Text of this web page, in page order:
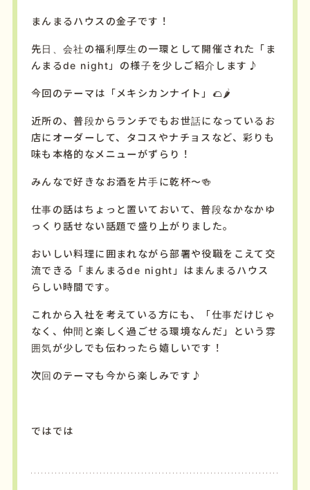
まんまるハウスの金子です！
先日、会社の福利厚生の一環として開催された「ま
んまるde night」の様子を少しご紹介します♪
今回のテーマは「メキシカンナイト」🌮🌶
近所の、普段からランチでもお世話になっているお
店にオーダーして、 タコスやナチョスなど、彩りも
味も本格的なメニューがずらり！
みんなで好きなお酒を片手に乾杯〜🍻
仕事の話はちょっと置いておいて、普段なかなかゆ
っくり話せない話題で盛り上がりました。
おいしい料理に囲まれながら部署や役職をこえて交
流できる「まんまるde night」は まんまるハウス
らしい時間です。
これから入社を考えている方にも、
「仕事だけじゃ
なく、仲間と楽しく過ごせる環境なんだ」という雰
囲気が少しでも伝わったら嬉しいです！
次回のテーマも今から楽しみです♪
ではでは